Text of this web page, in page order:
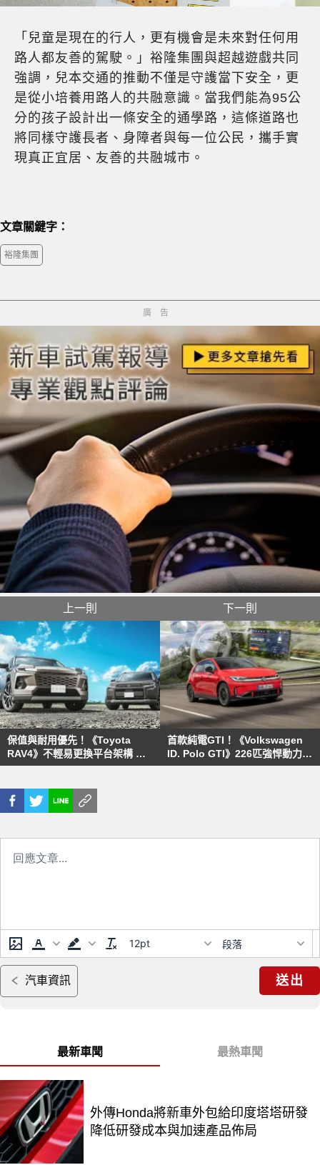
「兒童是現在的行人，更有機會是未來對任何用
路人都友善的駕駛。」裕隆集團與超越遊戲共同
強調，兒本交通的推動不僅是守護當下安全，更
是從小培養用路人的共融意識。當我們能為95公
分的孩子設計出一條安全的通學路，這條道路也
將同樣守護長者、身障者與每一位公民，攜手實
現真正宜居、友善的共融城市。
文章關鍵字：
裕隆集團
廣告
上一則
保值與耐用優先！《Toyota
RAV4》不輕易更換平台架構 可
能沿用到下次大改款
下一則
首款純電GTI！《Volkswagen
ID. Polo GTI》226匹強悍動力
但零百比油車慢
12pt 段落
汽車資訊 送出
最新車聞 最熱車聞
外傳Honda將新車外包給印度塔塔研發
降低研發成本與加速產品佈局